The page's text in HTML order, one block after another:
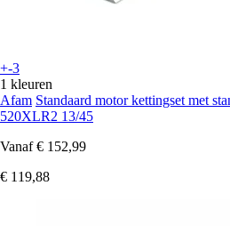
+-3
1 kleuren
Afam Standaard motor kettingset met
520XLR2 13/45
Vanaf € 152,99
€ 119,88